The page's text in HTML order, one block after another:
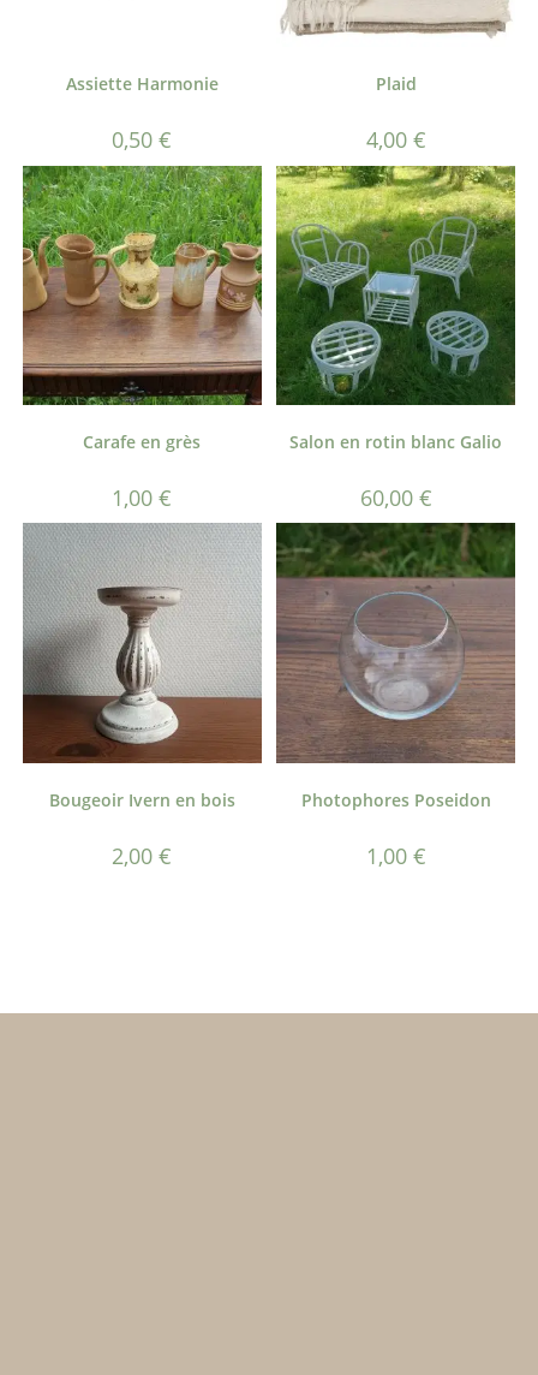
Assiette Harmonie
0,50€
Plaid
4,00 €
Carafe en grès
1,00€
Salon en rotin blanc Galio
60,00 €
Bougeoir Ivern en bois
2,00€
Photophores Poseidon
1,00 €